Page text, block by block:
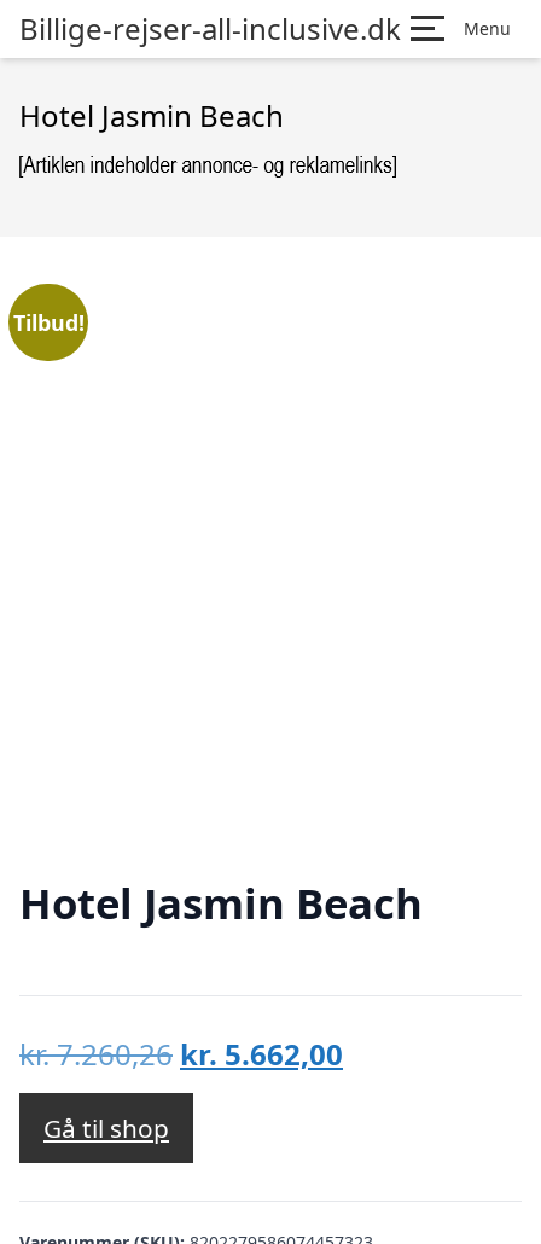
Billige-rejser-all-inclusive.dk Menu
Hotel Jasmin Beach
Tilbud!
Hotel Jasmin Beach
kr.7.260,26 Den
oprindelige
var:
kr. 7.260,26.
kr. 5.662,00
kr. 5.662,00.
Gå til shop